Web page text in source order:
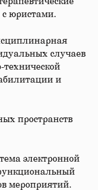
с юристами.
случаев
и
пространств
электронной
мероприятий.